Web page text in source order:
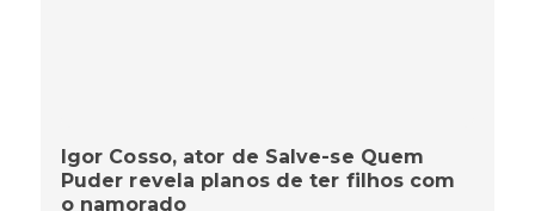
Igor Cosso, ator de Salve-se Quem
Puder revela planos de ter filhos com
o namorado